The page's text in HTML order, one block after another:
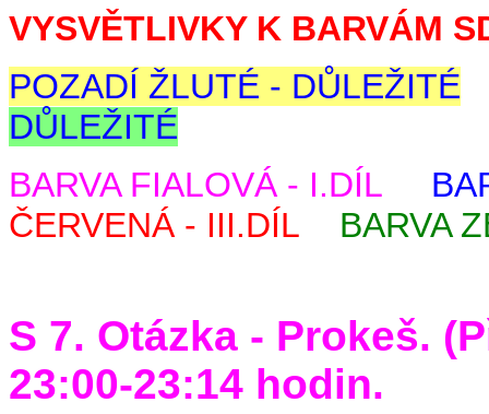
VYSVĚTLIVKY K BARVÁM
POZADÍ ŽLUTÉ - DŮLEŽITÉ
DŮLEŽITÉ
BARVA FIALOVÁ - I.DÍL
ČERVENÁ - III.DÍL BARVA
S 7. Otázka - Prokeš.
23:00-23:14 hodin.